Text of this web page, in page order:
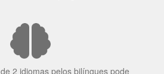
2 idiomas pelos bilíngues pode
a doença de Alzheimer.